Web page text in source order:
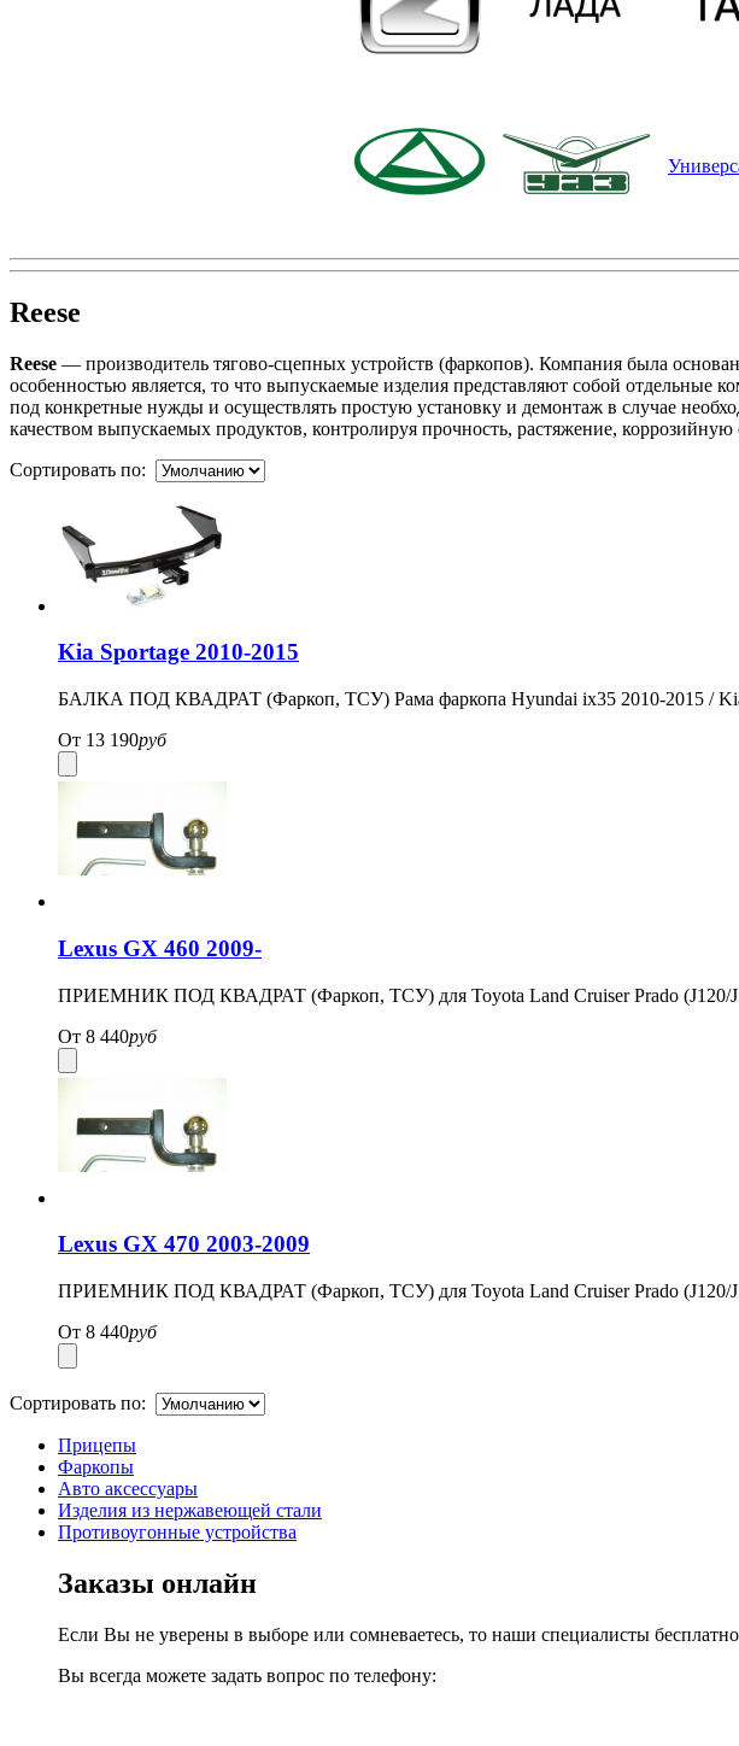
Reese
Reese — производитель тягово-сцепных устройств (фаркопов). Компания была
особенностью является, то что выпускаемые изделия представляют собой
под конкретные нужды и осуществлять простую установку и демонтаж в случае
качеством выпускаемых продуктов, контролируя прочность, растяжение, коррозийную
Сортировать по:
Kia Sportage 2010-2015
БАЛКА ПОД КВАДРАТ (Фаркоп, ТСУ) Рама фаркопа Hyundai ix35 2010-2015
От 13 190руб
Lexus GX 460 2009-
ПРИЕМНИК ПОД КВАДРАТ (Фаркоп, ТСУ) для Toyota Land Cruiser Prado (J120/
От 8 440руб
Lexus GX 470 2003-2009
ПРИЕМНИК ПОД КВАДРАТ (Фаркоп, ТСУ) для Toyota Land Cruiser Prado (J120/
От 8 440руб
Сортировать по:
Прицепы
Фаркопы
Авто аксессуары
Изделия из нержавеющей стали
Противоугонные устройства
Заказы онлайн
Если Вы не уверены в выборе или сомневаетесь, то наши специалисты
Вы всегда можете задать вопрос по телефону: